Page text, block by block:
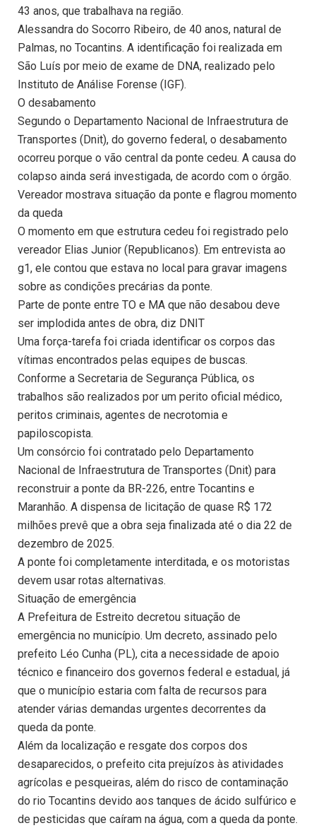
43 anos, que trabalhava na região.
Alessandra do Socorro Ribeiro, de 40 anos, natural de
Palmas, no Tocantins. A identificação foi realizada em
São Luís por meio de exame de DNA, realizado pelo
Instituto de Análise Forense (IGF).
O desabamento
Segundo o Departamento Nacional de Infraestrutura de
Transportes (Dnit), do governo federal, o desabamento
ocorreu porque o vão central da ponte cedeu. A causa do
colapso ainda será investigada, de acordo com o órgão.
Vereador mostrava situação da ponte e flagrou momento
da queda
O momento em que estrutura cedeu foi registrado pelo
vereador Elias Junior (Republicanos). Em entrevista ao
g1, ele contou que estava no local para gravar imagens
sobre as condições precárias da ponte.
Parte de ponte entre TO e MA que não desabou deve
ser implodida antes de obra, diz DNIT
Uma força-tarefa foi criada identificar os corpos das
vítimas encontrados pelas equipes de buscas.
Conforme a Secretaria de Segurança Pública, os
trabalhos são realizados por um perito oficial médico,
peritos criminais, agentes de necrotomia e
papiloscopista.
Um consórcio foi contratado pelo Departamento
Nacional de Infraestrutura de Transportes (Dnit) para
reconstruir a ponte da BR-226, entre Tocantins e
Maranhão. A dispensa de licitação de quase R$ 172
milhões prevê que a obra seja finalizada até o dia 22 de
dezembro de 2025.
A ponte foi completamente interditada, e os motoristas
devem usar rotas alternativas.
Situação de emergência
A Prefeitura de Estreito decretou situação de
emergência no município. Um decreto, assinado pelo
prefeito Léo Cunha (PL), cita a necessidade de apoio
técnico e financeiro dos governos federal e estadual, já
que o município estaria com falta de recursos para
atender várias demandas urgentes decorrentes da
queda da ponte.
Além da localização e resgate dos corpos dos
desaparecidos, o prefeito cita prejuízos às atividades
agrícolas e pesqueiras, além do risco de contaminação
do rio Tocantins devido aos tanques de ácido sulfúrico e
de pesticidas que caíram na água, com a queda da ponte.